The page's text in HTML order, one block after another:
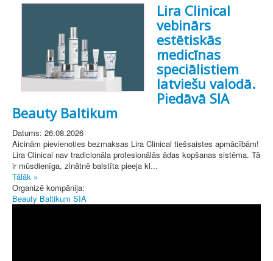
Lira Clinical
vebinārs
estētiskās
medicīnas
speciālistiem
latviešu valodā.
Piedāvā SIA
Beauty Baltikum
Datums: 26.08.2026
Aicinām pievienoties bezmaksas Lira Clinical tiešsaistes apmācībām!
Lira Clinical nav tradicionāla profesionālās ādas kopšanas sistēma. Tā
ir mūsdienīga, zinātnē balstīta pieeja kl...
Tālāk »
Organizē kompānija:
Beauty Baltikum SIA